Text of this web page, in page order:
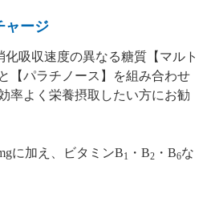
ャージ
化吸収速度の異なる糖質【マルト
【パラチノース】を組み合わせ
率よく栄養摂取したい方にお勧
に加え、ビタミンB1 ・B2 ・B6な